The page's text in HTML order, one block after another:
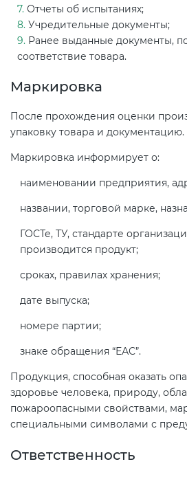
Отчеты об испытаниях;
Учредительные документы;
Ранее выданные документы,
соответствие товара.
Маркировка
После прохождения оценки
упаковку товара и документацию.
Маркировка информирует о:
наименовании предприятия,
названии, торговой марке,
ГОСТе, ТУ, стандарте
производится продукт;
сроках, правилах хранения;
дате выпуска;
номере партии;
знаке обращения “ЕАС”.
Продукция, способная оказать
здоровье человека, природу,
пожароопасными свойствами,
специальными символами с
Ответственность